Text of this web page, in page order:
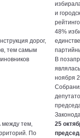
дорог,
тем самым
между тем,
По
и
48%
В
ноября
25